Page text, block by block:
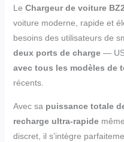
Le Chargeur de voiture
voiture moderne, rapide et
besoins des utilisateurs de
deux ports de charge—
avec tous les modèles de
récents.
Avec sa puissance totale
recharge ultra-rapide
discret, il s’intègre